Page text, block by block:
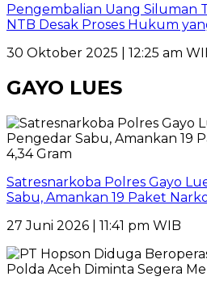
Pengembalian Uang Siluman
NTB Desak Proses Hukum
30 Oktober 2025 | 12:25 am
GAYO LUES
Satresnarkoba Polres Gayo
Sabu, Amankan 19 Paket
27 Juni 2026 | 11:41 pm WIB